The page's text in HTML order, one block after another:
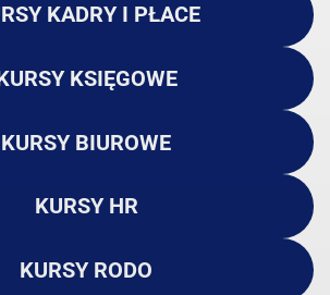
KADRY I PŁACE
KSIĘGOWE
KURSY BIUROWE
KURSY HR
KURSY RODO